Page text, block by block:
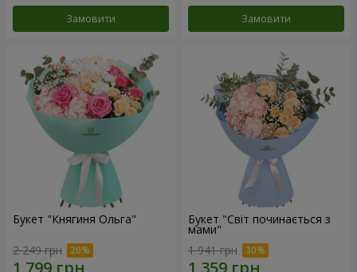
Замовити Замовити
Букет "Княгиня Ольга"
2 249 грн
Букет "Світ починається з
мами"
1 941 грн